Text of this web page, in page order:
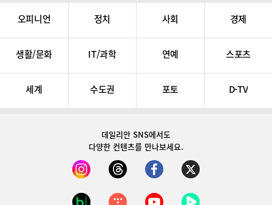
오피니언 정치 사회 경제
생활/문화 IT/과학 연예 스포츠
세계 수도권 포토 D-TV
데일리안 SNS에서도
다양한 컨텐츠를 만나보세요.